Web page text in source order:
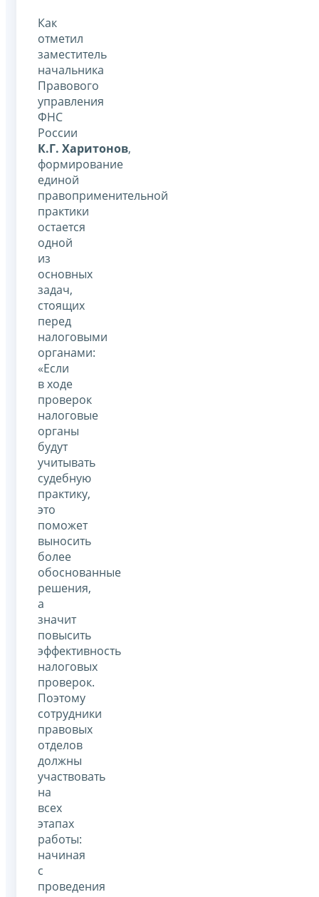
Как
отметил
заместитель
начальника
Правового
управления
ФНС
России
К.Г. Харитонов,
формирование
единой
правоприменительной
практики
остается
одной
из
основных
задач,
стоящих
перед
налоговыми
органами:
«Если
в ходе
проверок
налоговые
органы
будут
учитывать
судебную
практику,
это
поможет
выносить
более
обоснованные
решения,
а
значит
повысить
эффективность
налоговых
проверок.
Поэтому
сотрудники
правовых
отделов
должны
участвовать
на
всех
этапах
работы:
начиная
с
проведения